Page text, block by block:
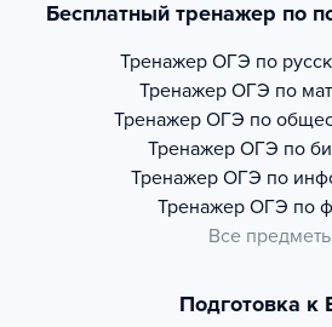
Бесплатный тренажер по
Тренажер ОГЭ по
Тренажер ОГЭ по
Тренажер ОГЭ по
Тренажер ОГЭ по
Тренажер ОГЭ по
Тренажер ОГЭ по
Все
Подготовка к